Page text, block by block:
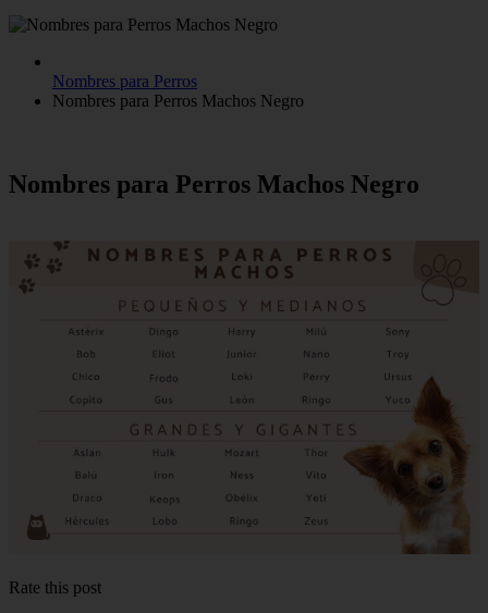
Nombres para Perros
Nombres para Perros Machos Negro
Nombres para Perros Machos Negro
Rate this post